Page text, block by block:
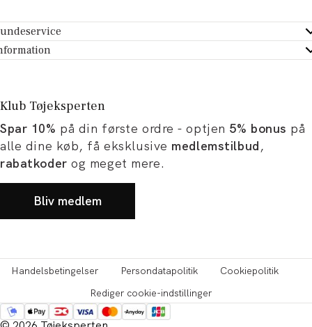
- Hjælpecenter
dit køb
Tøjeksperten
og artikler
og karriere
Klub Tøjeksperten
Spar 10% på din første ordre - optjen 5% bonus på
alle dine køb, få eksklusive medlemstilbud,
rabatkoder og meget mere.
Bliv medlem
Handelsbetingelser Persondatapolitik
Cookiepolitik
Rediger cookie-indstillinger